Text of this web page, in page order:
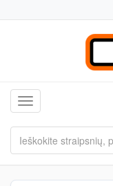
Toggle navigation